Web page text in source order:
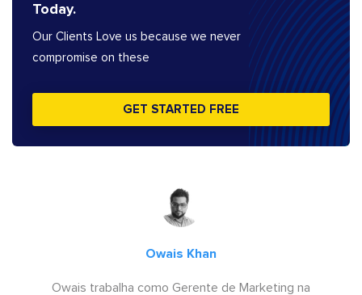
Today.
Our Clients Love us because we never
compromise on these
GET STARTED FREE
Owais Khan
Owais trabalha como Gerente de Marketing na